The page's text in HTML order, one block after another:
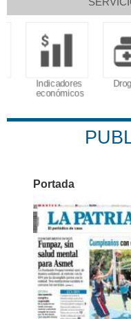
Indicadores
económicos
Portada